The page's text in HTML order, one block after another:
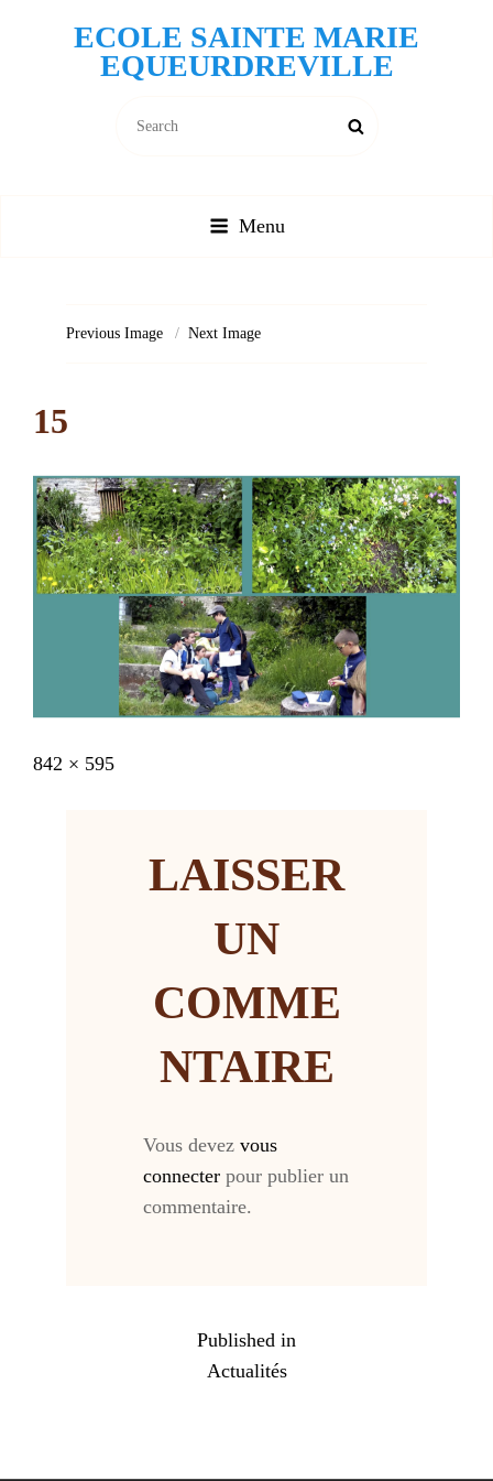
ECOLE SAINTE MARIE
EQUEURDREVILLE
Menu
Previous Image Next Image
15
Posted
31
Full
842 × 595
LAISSER
UN
COMME
NTAIRE
Vous devez vous
connecter pour publier un
commentaire.
NAVIGATIONPublished in
Actualités